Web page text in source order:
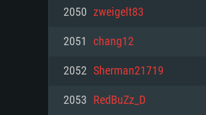
최소사양
운영체제: Windows 10
프로세서: 2.2 GHz 듀얼
최소사양
운영체제: Mac OS Big
프로세서: 최소 2.2
최소사양
운영체제: 64bit Linux
프로세서: 2.4 GHz 듀얼
2050 zweigelt83
2051 chang12
2052 Sherman21719
2053 RedBuZz_D